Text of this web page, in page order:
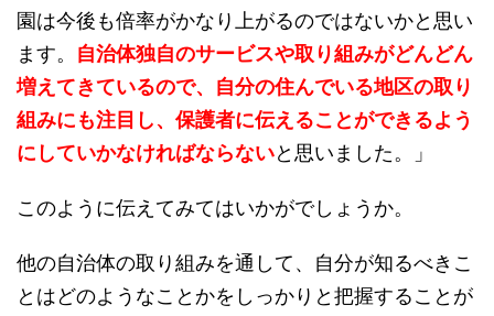
園は今後も倍率がかなり上がるのではないかと思い
ます。 自治体独自のサービスや取り組みがどんどん
増えてきているので、自分の住んでいる地区の取り
組みにも注目し、保護者に伝えることができるよう
にしていかなければならないと思いました。」
このように伝えてみてはいかがでしょうか。
他の自治体の取り組みを通して、自分が知るべきこ
とはどのようなことかをしっかりと把握することが